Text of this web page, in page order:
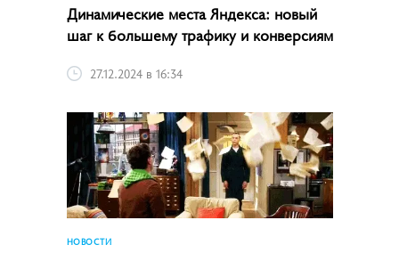
Динамические места Яндекса: новый
шаг к большему трафику и конверсиям
27.12.2024 в 16:34
НОВОСТИ